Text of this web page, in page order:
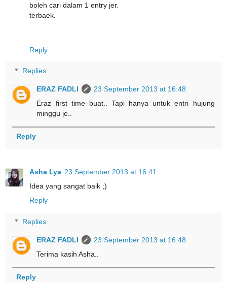
boleh cari dalam 1 entry jer.
terbaek.
Reply
Replies
ERAZ FADLI
23 September 2013 at 16:48
Eraz first time buat.. Tapi hanya untuk entri hujung
minggu je..
Reply
Asha Lya 23 September 2013 at 16:41
Idea yang sangat baik ;)
Reply
Replies
ERAZ FADLI
23 September 2013 at 16:48
Terima kasih Asha..
Reply